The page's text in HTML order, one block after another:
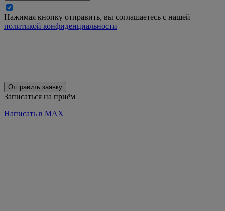
Нажимая кнопку отправить, вы соглашаетесь с нашей
политикой конфиденциальности
Отправить заявку
Записаться на приём
Написать в MAX